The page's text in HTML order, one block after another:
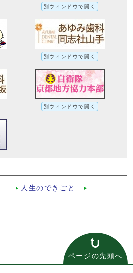
別ウィンドウで開く
別ウィンドウで開く
別ウィンドウで開く
人生のできごと
ページの先頭へ